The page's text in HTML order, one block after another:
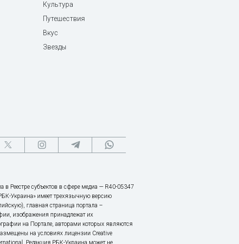
Культура
Путешествия
Вкус
Звезды
в Реестре субъектов в сфере медиа — R40-05347
Украина» имеет трехязычную версию
главная страница портала –
изображения принадлежат их
на Портале, авторами которых являются
на условиях лицензии Creative
Редакция РБК-Украина может не